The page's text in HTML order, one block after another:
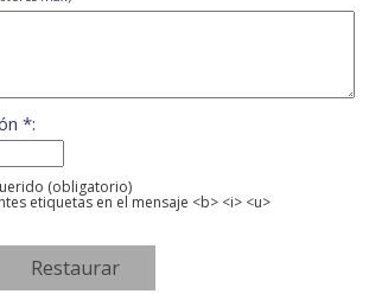
*:
(obligatorio)
etiquetas en el mensaje <b> <i> <u>